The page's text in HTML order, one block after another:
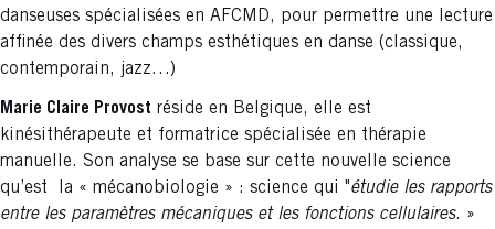
danseuses spécialisées en AFCMD, pour permettre une lecture
affinée des divers champs esthétiques en danse (classique,
contemporain, jazz…)
Marie Claire Provost réside en Belgique, elle est
kinésithérapeute et formatrice spécialisée en thérapie
manuelle. Son analyse se base sur cette nouvelle science
qu’est la « mécanobiologie » : science qui "étudie les rapports
entre les paramètres mécaniques et les fonctions cellulaires. »